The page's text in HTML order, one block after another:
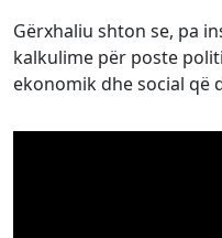
Gërxhaliu shton se, pa
kalkulime për poste
ekonomik dhe social që